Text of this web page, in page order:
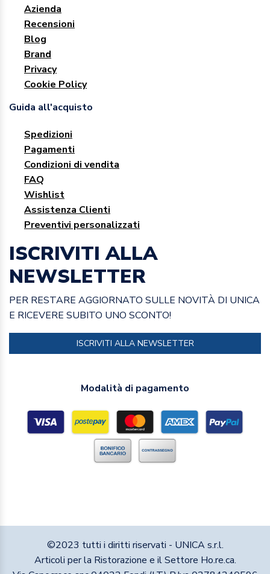
Azienda
Recensioni
Blog
Brand
Privacy
Cookie Policy
Guida all'acquisto
Spedizioni
Pagamenti
Condizioni di vendita
FAQ
Wishlist
Assistenza Clienti
Preventivi personalizzati
ISCRIVITI ALLA
NEWSLETTER
PER RESTARE AGGIORNATO SULLE NOVITÀ DI UNICA
E RICEVERE SUBITO UNO SCONTO!
ISCRIVITI ALLA NEWSLETTER
Modalità di pagamento
©2023 tutti i diritti riservati - UNICA s.r.l.
Articoli per la Ristorazione e il Settore Ho.re.ca.